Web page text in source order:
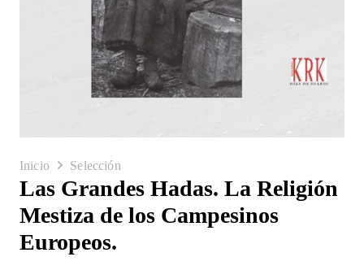
Inicio Selección
Las Grandes Hadas. La Religión
Mestiza de los Campesinos
Europeos.